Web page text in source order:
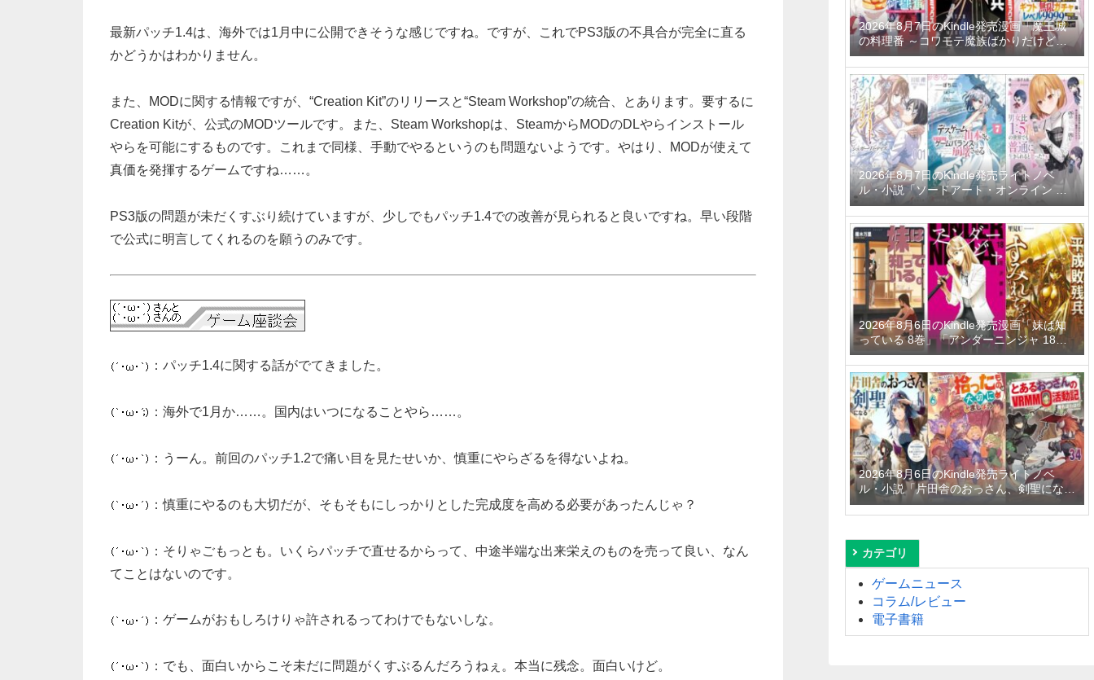
最新パッチ1.4は、海外では1月中に公開できそうな感じですね。ですが、これでPS3版の不具合が完全に直る
かどうかはわかりません。
また、MODに関する情報ですが、“Creation Kit”のリリースと“Steam Workshop”の統合、とあります。要するに
Creation Kitが、公式のMODツールです。また、Steam Workshopは、SteamからMODのDLやらインストール
やらを可能にするものです。これまで同様、手動でやるというのも問題ないようです。やはり、MODが使えて
真価を発揮するゲームですね……。
PS3版の問題が未だくすぶり続けていますが、少しでもパッチ1.4での改善が見られると良いですね。早い段階
で公式に明言してくれるのを願うのみです。
：パッチ1.4に関する話がでてきました。
：海外で1月か……。国内はいつになることやら……。
：うーん。前回のパッチ1.2で痛い目を見たせいか、慎重にやらざるを得ないよね。
：慎重にやるのも大切だが、そもそもにしっかりとした完成度を高める必要があったんじゃ？
：そりゃごもっとも。いくらパッチで直せるからって、中途半端な出来栄えのものを売って良い、なん
てことはないのです。
：ゲームがおもしろけりゃ許されるってわけでもないしな。
：でも、面白いからこそ未だに問題がくすぶるんだろうねぇ。本当に残念。面白いけど。
2026年8月7日のKindle発売漫画「魔王城
の料理番 ～コワモテ魔族ばかりだけど、
ホワイトな職場です～ 6巻」「魔女と傭兵
9巻」「信じていた仲間達にダンジョン奥
地で殺されかけたがギフト『無限ガチャ』
でレベル9999の仲間達を手に入れて元パ
ーティーメンバーと世界に復讐＆『ざま
ぁ！』します！ 23巻」など
2026年8月7日のKindle発売ライトノベ
ル・小説「ソードアート・オンライン マ
テリアル1 シュガーリィ・デイズ」「デス
ゲームに巻き込まれた山本さん、気ままに
ゲームバランスを崩壊させる 7巻」「男女
比1：5の世界でも普通に生きられると思
った？6 ～激重感情な彼女たちが無自覚男
子に翻弄されたら～」など
2026年8月6日のKindle発売漫画「妹は知
っている 8巻」「アンダーニンジャ 18
巻」「平成敗残兵すみれちゃん 11巻」な
ど
2026年8月6日のKindle発売ライトノベ
ル・小説「片田舎のおっさん、剣聖になる
11 ～ただの田舎の剣術師範だったのに、
大成した弟子たちが俺を放ってくれない件
子狼に気に入られた男の転移物語～ 6巻」
「とあるおっさんのVRMMO活動記 34
巻」など
カテゴリ
ゲームニュース
コラム/レビュー
電子書籍